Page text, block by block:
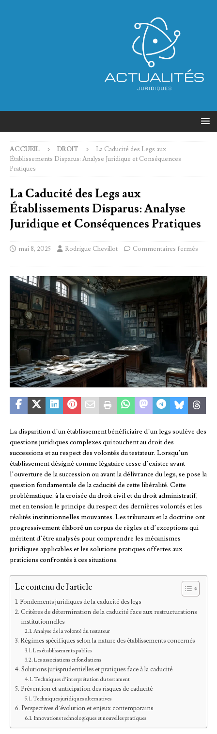
ACCUEIL DROIT
La Caducité des Legs aux
Établissements Disparus: Analyse Juridique et Conséquences
Pratiques
La Caducité des Legs aux
Établissements Disparus: Analyse
Juridique et Conséquences Pratiques
mai 8, 2025 Rodrigue Chevillot Commentaires fermés
La disparition d’un établissement bénéficiaire d’un legs soulève des
questions juridiques complexes qui touchent au droit des
successions et au respect des volontés du testateur. Lorsqu’un
établissement désigné comme légataire cesse d’exister avant
l’ouverture de la succession ou avant la délivrance du legs, se pose la
question fondamentale de la caducité de cette libéralité. Cette
problématique, à la croisée du droit civil et du droit administratif,
met en tension le principe du respect des dernières volontés et les
réalités institutionnelles mouvantes. Les tribunaux et la doctrine ont
progressivement élaboré un corpus de règles et d’exceptions qui
méritent d’être analysés pour comprendre les mécanismes
juridiques applicables et les solutions pratiques offertes aux
praticiens confrontés à ces situations.
Le contenu de l'article
Fondements juridiques de la caducité des legs
Critères de détermination de la caducité face aux restructurations
institutionnelles
Analyse de la volonté du testateur
Régimes spécifiques selon la nature des établissements concernés
Les établissements publics
Les associations et fondations
Solutions jurisprudentielles et pratiques face à la caducité
Techniques d’interprétation du testament
Prévention et anticipation des risques de caducité
Techniques juridiques alternatives
Perspectives d’évolution et enjeux contemporains
Innovations technologiques et nouvelles pratiques